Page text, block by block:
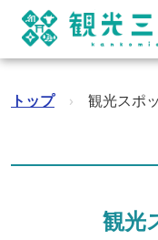
トップ › 観光スポ
観光